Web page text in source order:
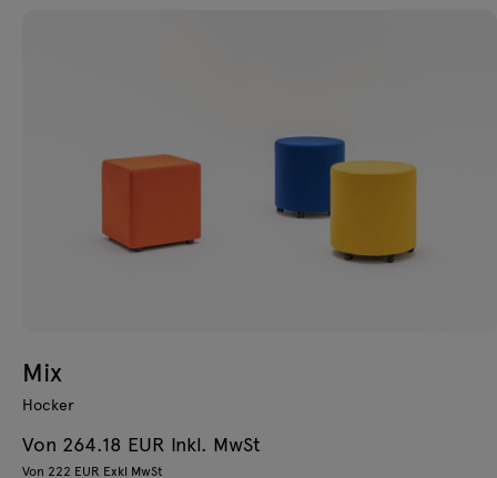
Mix
Hocker
Von 264.18 EUR Inkl. MwSt
Von 222 EUR Exkl MwSt